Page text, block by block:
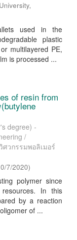
,
used in the
plastic
multilayered PE,
is processed ...
of resin from
degree) -
/
วกรรมพอลิเมอร์
7/2020)
polymer since
In this
by a reaction
of ...